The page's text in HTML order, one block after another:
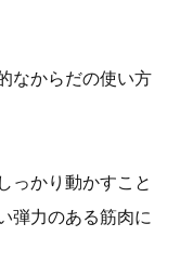
なからだの使い方
っかり動かすこと
弾力のある筋肉に